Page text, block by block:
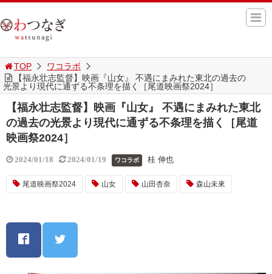
TOP
ワコラボ
【福永壮志監督】映画『山女』 不遇にまみれた東北の過去の
光景より現代に通ずる不条理を描く［尾道映画祭2024］
【福永壮志監督】映画『山女』 不遇にまみれた東北
の過去の光景より現代に通ずる不条理を描く［尾道
映画祭2024］
2024/01/18 2024/01/19 ワコラボ 桂 伸也
尾道映画祭2024 山女 山田杏奈 森山未來